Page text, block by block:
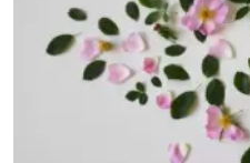
رادیو هایتان چیشتین باشد
با برنامه حاضر خیر مقدم
از هر گلبرگ را با آلم از
ای برنامه ما پیام آور
شما عزیزان شنانده باشد
گلبرگ را با ای مطالب آزین